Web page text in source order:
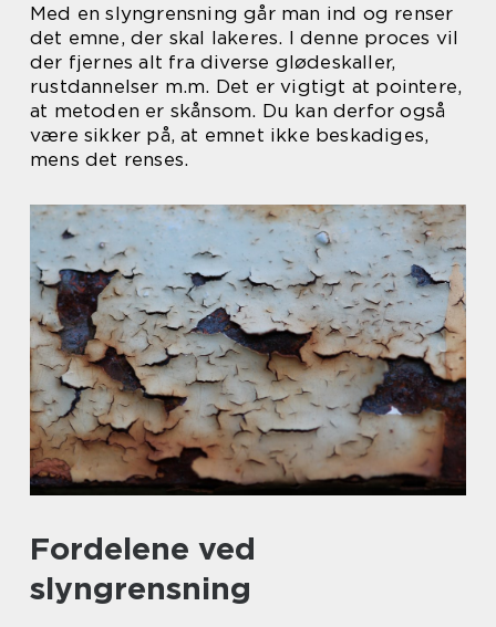
Med en slyngrensning går man ind og renser
det emne, der skal lakeres. I denne proces vil
der fjernes alt fra diverse glødeskaller,
rustdannelser m.m. Det er vigtigt at pointere,
at metoden er skånsom. Du kan derfor også
være sikker på, at emnet ikke beskadiges,
mens det renses.
Fordelene ved
slyngrensning